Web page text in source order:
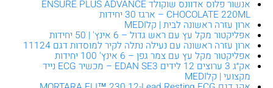
אנשור פלוס אדוונס שוקולד ENSURE PLUS ADVANCE
CHOCOLATE 220ML – ארגז 30 יחידות
ארון עזרה ראשונה לבית | קלMEDI
אפליקטור מקל עץ עם ראש גדול – 6 אינץ' | 50 יחידות
ארון עזרה ראשונה עם נעילה נתלה לקיר למוסדות דגם 11124
אפליקטור מקל עץ עם צמר גפן – 6 אינץ' 100 יחידות
אק״ג 3 ערוצים 12 לידים EDAN SE3 – מכשיר ECG נייד
מקצועי | קלMEDI